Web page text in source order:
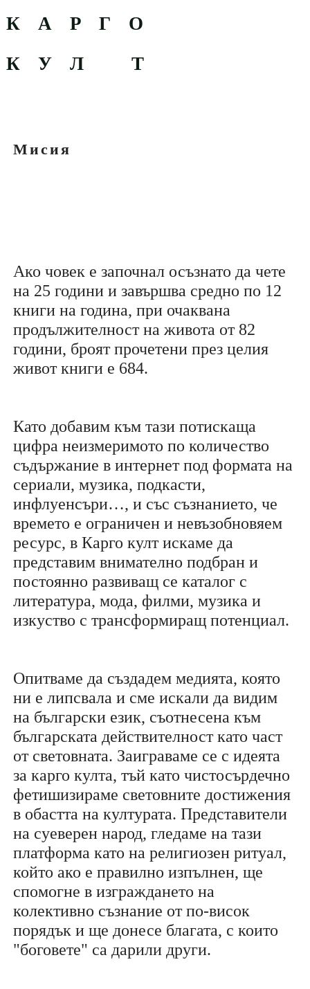
К А Р Г О
К У Л Т
Мисия
Ако човек е започнал осъзнато да чете
на 25 години и завършва средно по 12
книги на година, при очаквана
продължителност на живота от 82
години, броят прочетени през целия
живот книги е 684.
Като добавим към тази потискаща
цифра неизмеримото по количество
съдържание в интернет под формата на
сериали, музика, подкасти,
инфлуенсъри…, и със съзнанието, че
времето е ограничен и невъзобновяем
ресурс, в Карго култ искаме да
представим внимателно подбран и
постоянно развиващ се каталог с
литература, мода, филми, музика и
изкуство с трансформиращ потенциал.
Опитваме да създадем медията, която
ни е липсвала и сме искали да видим
на български език, съотнесена към
българската действителност като част
от световната. Заиграваме се с идеята
за карго култа, тъй като чистосърдечно
фетишизираме световните достижения
в обастта на културата. Представители
на суеверен народ, гледаме на тази
платформа като на религиозен ритуал,
който ако е правилно изпълнен, ще
спомогне в изграждането на
колективно съзнание от по-висок
порядък и ще донесе благата, с които
"боговете" са дарили други.